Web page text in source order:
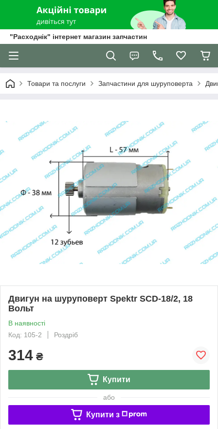
"Расходнік" інтернет магазин запчастин
Товари та послуги Запчастини для шуруповерта
Двигун на шуруповерт Spektr SCD-18/2, 18
Вольт
В наявності
Код: 105-2
Роздріб
314 ₴
Купити
або
Купити з